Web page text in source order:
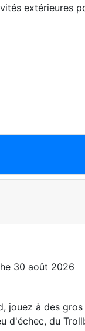
extérieures
30 août 2026
jouez à des
d'échec, du